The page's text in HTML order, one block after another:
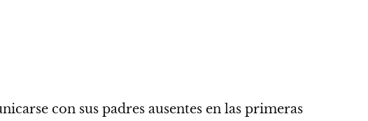
con sus padres ausentes en las primeras